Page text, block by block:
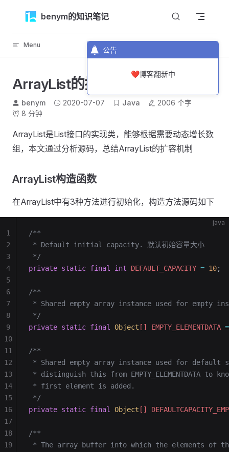
公告
❤️博客翻新中
Skip to contentbenym的知识笔记
Menu 返回顶部
ArrayList的扩容机制
benym 2020-07-07 Java
2006 个字
8 分钟
ArrayList是List接口的实现类，能够根据需要动态增长数
组，本文通过分析源码，总结ArrayList的扩容机制
ArrayList构造函数
在ArrayList中有3种方法进行初始化，构造方法源码如下
java
/**
* Default initial capacity. 默认初始容量大小
*/
private static final int DEFAULT_CAPACITY = 10;
/**
* Shared empty array instance used for empty
*/
private static final Object [] EMPTY_ELEMENTDATA =
/**
* Shared empty array instance used for default
* distinguish this from EMPTY_ELEMENTDATA to
* first element is added.
*/
private static final Object []
/**
* The array buffer into which the elements of
1
2
3
4
5
6
7
8
9
10
11
12
13
14
15
16
17
18
19